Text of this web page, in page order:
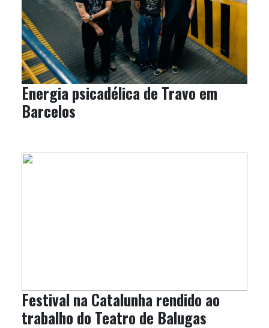
Energia psicadélica de Travo em
Barcelos
Festival na Catalunha rendido ao
trabalho do Teatro de Balugas